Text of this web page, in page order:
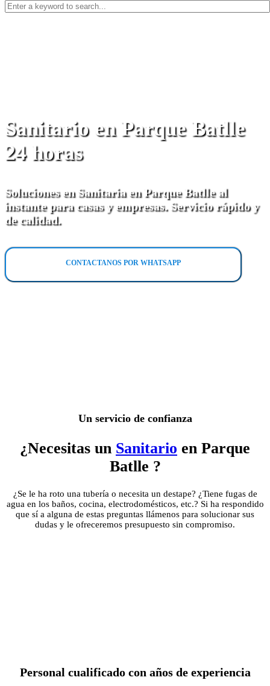
Sanitario en Parque Batlle
24 horas
Soluciones en Sanitaria en Parque Batlle al
instante para casas y empresas. Servicio rápido y
de calidad.
CONTACTANOS POR WHATSAPP
Un servicio de confianza
¿Necesitas un Sanitario en Parque
Batlle ?
¿Se le ha roto una tubería o necesita un destape? ¿Tiene fugas de
agua en los baños, cocina, electrodomésticos, etc.? Si ha respondido
que sí a alguna de estas preguntas llámenos para solucionar sus
dudas y le ofreceremos presupuesto sin compromiso.
Personal cualificado con años de experiencia